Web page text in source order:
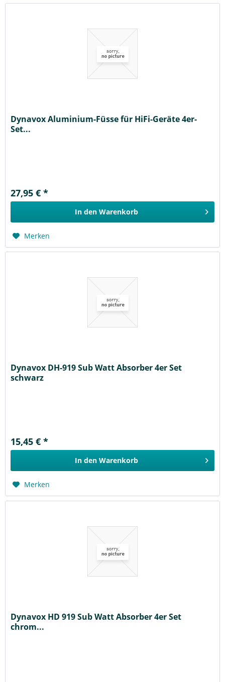
Dynavox Aluminium-Füsse für HiFi-Geräte 4er-
Set...
27,95 € *
In den Warenkorb
Merken
Dynavox DH-919 Sub Watt Absorber 4er Set
schwarz
15,45 € *
In den Warenkorb
Merken
Dynavox HD 919 Sub Watt Absorber 4er Set
chrom...